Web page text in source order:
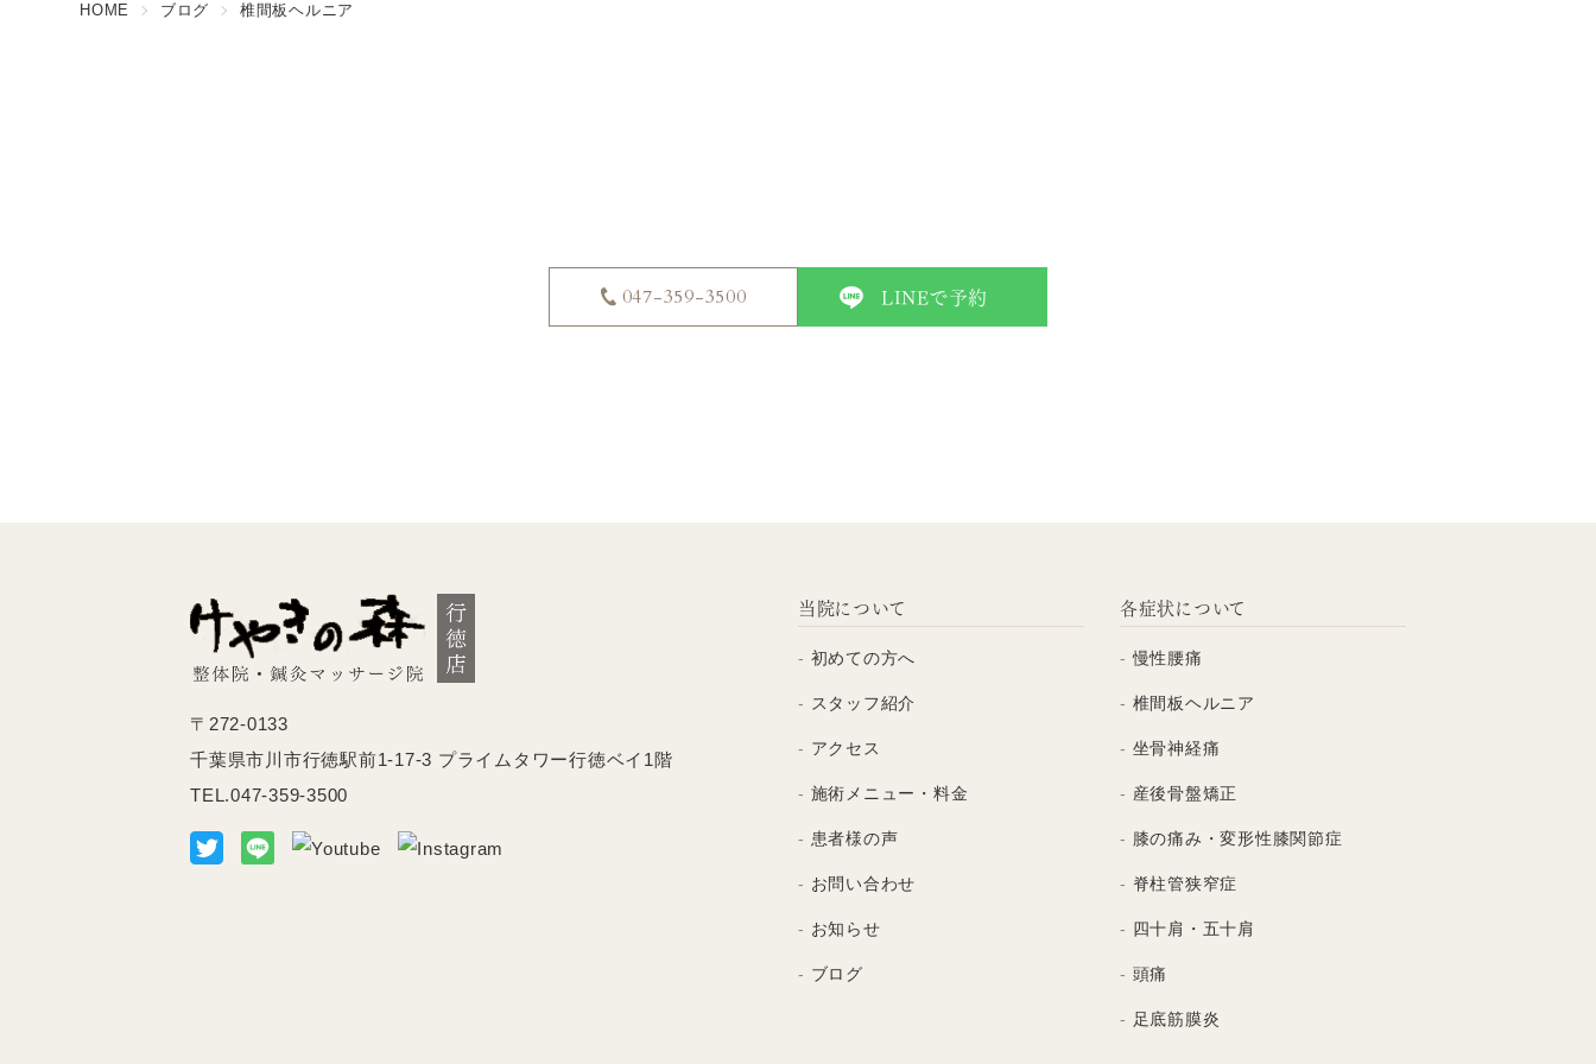
HOME ブログ 椎間板ヘルニア
047-359-3500 LINEで予約
〒272-0133
千葉県市川市行徳駅前1-17-3 プライムタワー行徳ベイ1階
TEL.047-359-3500
当院について
初めての方へ
スタッフ紹介
アクセス
施術メニュー・料金
患者様の声
お問い合わせ
お知らせ
ブログ
各症状について
慢性腰痛
椎間板ヘルニア
坐骨神経痛
産後骨盤矯正
膝の痛み・変形性膝関節症
脊柱管狭窄症
四十肩・五十肩
頭痛
足底筋膜炎